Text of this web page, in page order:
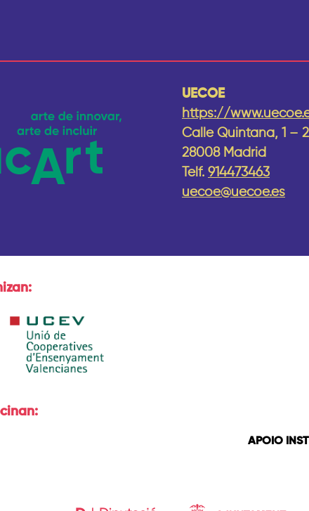
UECOE
https://
Calle Quintana, 1 –
28008 Madrid
Telf. 914473463
uecoe@uecoe.es
APOIO